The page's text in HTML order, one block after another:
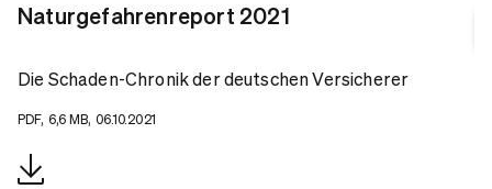
Naturgefahrenreport 2021
Die Schaden-Chronik der deutschen Versicherer
PDF, 6,6 MB, 06.10.2021